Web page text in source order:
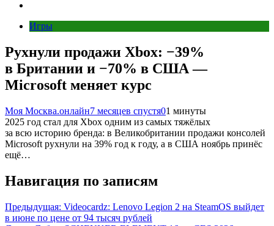
Игры
Рухнули продажи Xbox: −39%
в Британии и −70% в США —
Microsoft меняет курс
Моя Москва.онлайн7 месяцев спустя01 минуты
2025 год стал для Xbox одним из самых тяжёлых
за всю историю бренда: в Великобритании продажи консолей
Microsoft рухнули на 39% год к году, а в США ноябрь принёс
ещё…
Навигация по записям
Предыдущая: Videocardz: Lenovo Legion 2 на SteamOS выйдет
в июне по цене от 94 тысяч рублей